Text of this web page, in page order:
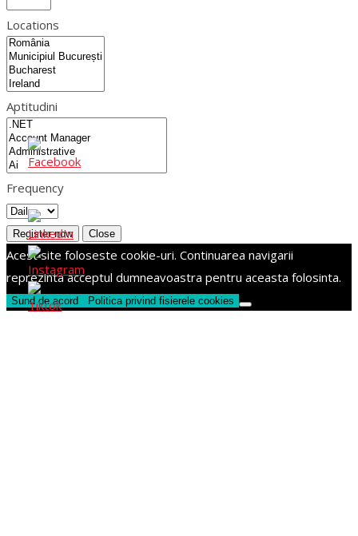
Locations
Aptitudini
Frequency
Register now Close
Acest site foloseste cookie-uri. Continuarea navigarii
reprezinta acceptul dumneavoastra pentru aceasta folosinta.
Sund de acord Politica privind fisierele cookies